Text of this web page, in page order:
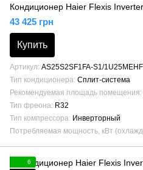
Кондиционер Haier Flexis Inverter
43 425 грн
Купить
Артикул AS25S2SF1FA-S1/
Тип кондиционера Сплит-система
Рекомендуемая площадь помещения
Тип фреона R32
Тип компрессора Инверторный
Потребляемая мощность, кВт
6